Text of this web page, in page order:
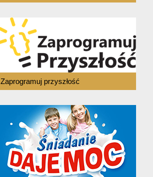
Zaprogramuj przyszłość